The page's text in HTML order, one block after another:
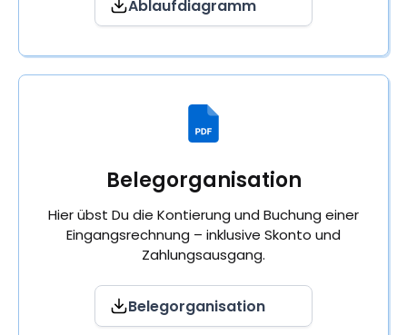
Ablaufdiagramm
Belegorganisation
Hier übst Du die Kontierung und Buchung einer
Eingangsrechnung – inklusive Skonto und
Zahlungsausgang.
Belegorganisation